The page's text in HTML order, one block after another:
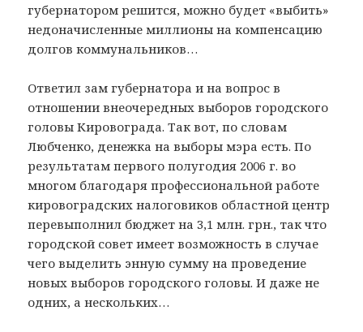
губернатором решится, можно будет «выбить»
недоначисленные миллионы на компенсацию
долгов коммунальников…
Ответил зам губернатора и на вопрос в
отношении внеочередных выборов городского
головы Кировограда. Так вот, по словам
Любченко, денежка на выборы мэра есть. По
результатам первого полугодия 2006 г. во
многом благодаря профессиональной работе
кировоградских налоговиков областной центр
перевыполнил бюджет на 3,1 млн. грн., так что
городской совет имеет возможность в случае
чего выделить энную сумму на проведение
новых выборов городского головы. И даже не
одних, а нескольких…